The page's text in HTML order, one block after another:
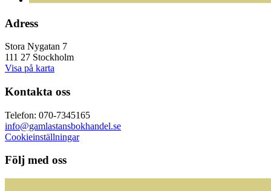
Adress
Stora Nygatan 7
111 27 Stockholm
Visa på karta
Kontakta oss
Telefon: 070-7345165
info@gamlastansbokhandel.se
Cookieinställningar
Följ med oss